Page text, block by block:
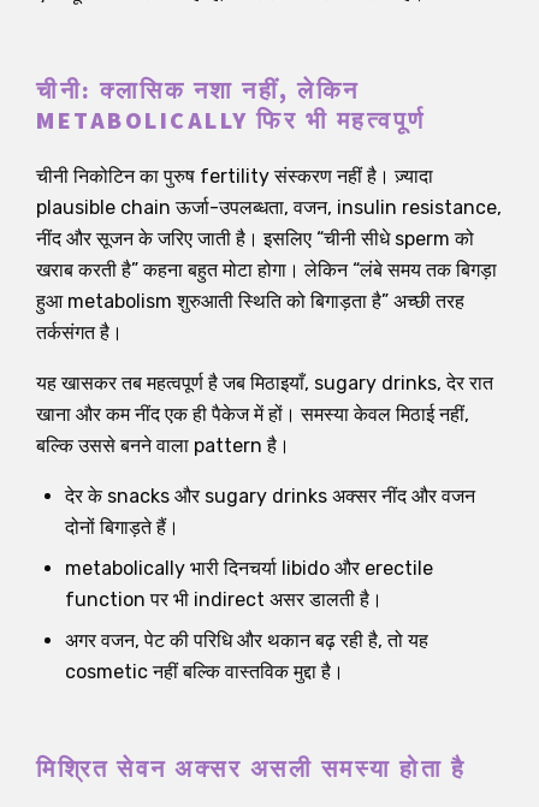
चीनी: क्लासिक नशा नहीं, लेकिन
METABOLICALLY फिर भी महत्वपूर्ण
चीनी निकोटिन का पुरुष fertility संस्करण नहीं है। ज़्यादा
plausible chain ऊर्जा-उपलब्धता, वजन, insulin resistance,
नींद और सूजन के जरिए जाती है। इसलिए “चीनी सीधे sperm को
खराब करती है” कहना बहुत मोटा होगा। लेकिन “लंबे समय तक बिगड़ा
हुआ metabolism शुरुआती स्थिति को बिगाड़ता है” अच्छी तरह
तर्कसंगत है।
यह खासकर तब महत्वपूर्ण है जब मिठाइयाँ, sugary drinks, देर रात
खाना और कम नींद एक ही पैकेज में हों। समस्या केवल मिठाई नहीं,
बल्कि उससे बनने वाला pattern है।
देर के snacks और sugary drinks अक्सर नींद और वजन
दोनों बिगाड़ते हैं।
metabolically भारी दिनचर्या libido और erectile
function पर भी indirect असर डालती है।
अगर वजन, पेट की परिधि और थकान बढ़ रही है, तो यह
cosmetic नहीं बल्कि वास्तविक मुद्दा है।
मिश्रित सेवन अक्सर असली समस्या होता है